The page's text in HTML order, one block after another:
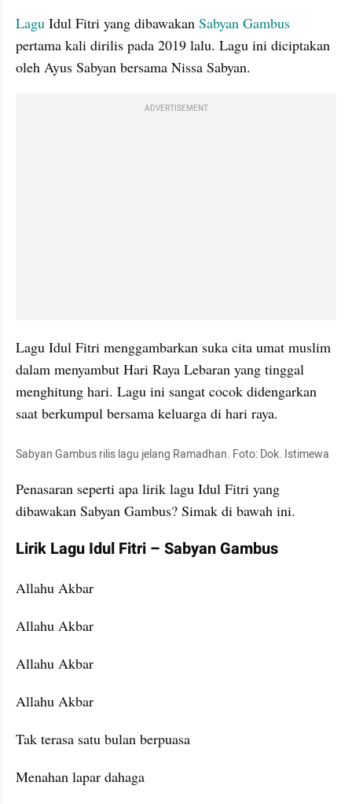
Lagu Idul Fitri yang dibawakan Sabyan Gambus
pertama kali dirilis pada 2019 lalu. Lagu ini diciptakan
oleh Ayus Sabyan bersama Nissa Sabyan.
ADVERTISEMENT
Lagu Idul Fitri menggambarkan suka cita umat muslim
dalam menyambut Hari Raya Lebaran yang tinggal
menghitung hari. Lagu ini sangat cocok didengarkan
saat berkumpul bersama keluarga di hari raya.
Sabyan Gambus rilis lagu jelang Ramadhan. Foto: Dok. Istimewa
Penasaran seperti apa lirik lagu Idul Fitri yang
dibawakan Sabyan Gambus? Simak di bawah ini.
Lirik Lagu Idul Fitri – Sabyan Gambus
Allahu Akbar
Allahu Akbar
Allahu Akbar
Allahu Akbar
Tak terasa satu bulan berpuasa
Menahan lapar dahaga